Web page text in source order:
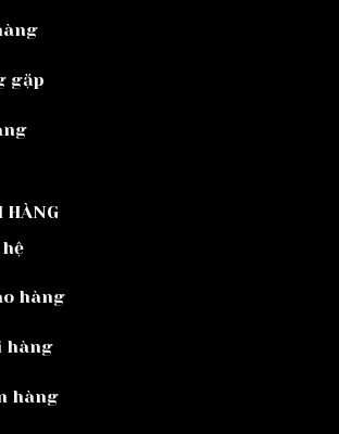
gặp
HÀNG
hàng
hàng
hàng